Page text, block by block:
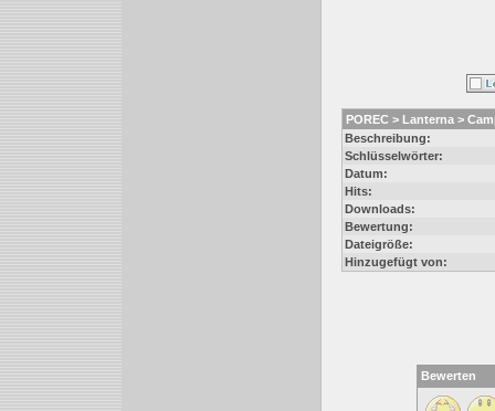
POREC > Lanterna >
Beschreibung:
Schlüsselwörter:
Datum:
Hits:
Downloads:
Bewertung:
Dateigröße:
Hinzugefügt von:
Bewerten